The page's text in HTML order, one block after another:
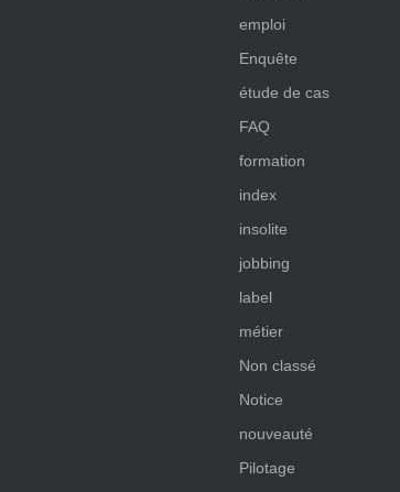
emploi
Enquête
étude de cas
FAQ
formation
index
insolite
jobbing
label
métier
Non classé
Notice
nouveauté
Pilotage